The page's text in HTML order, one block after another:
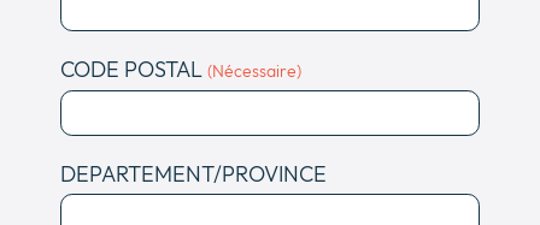
CODE POSTAL (Nécessaire)
DEPARTEMENT/PROVINCE